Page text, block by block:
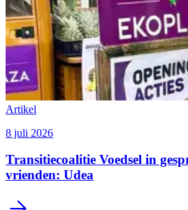
Artikel
8 juli 2026
Transitiecoalitie Voedsel in
vrienden: Udea